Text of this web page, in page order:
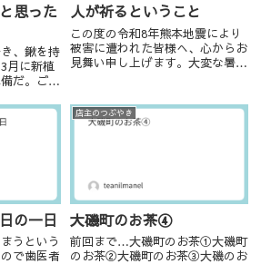
思った
、鍬を持
月に新植
だ。ご存
らすれば
だ。使う
人が祈るということ
この度の令和8年熊本地震により
被害に遭われた皆様へ、心からお
見舞い申し上げます。大変な暑さ
と存じます。被災された方々の安
全と、熱中症など健康面の無事を
の一日
うという
で歯医者
店主のつぶやき
大磯町のお茶④
前回まで…大磯町のお茶①大磯町
のお茶②大磯町のお茶③大磯のお